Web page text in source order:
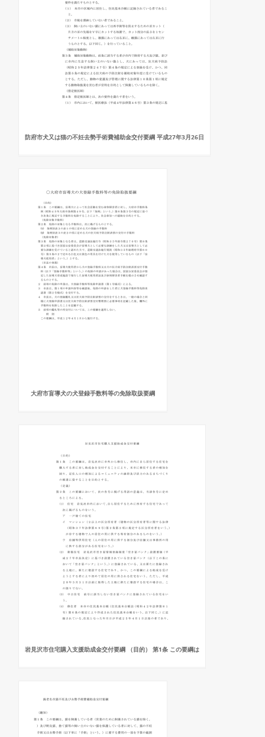
防府市犬又は猫の不妊去勢手術費補助金交付要綱 平成27年3月26日
大府市盲導犬の犬登録手数料等の免除取扱要綱
岩見沢市住宅購入支援助成金交付要綱 （目的） 第1条 この要綱は